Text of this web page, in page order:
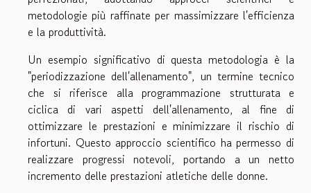
metodologie più raffinate per massimizzare l'efficienza
e la produttività.
Un esempio significativo di questa metodologia è la
"periodizzazione dell'allenamento", un termine tecnico
che si riferisce alla programmazione strutturata e
ciclica di vari aspetti dell'allenamento, al fine di
ottimizzare le prestazioni e minimizzare il rischio di
infortuni. Questo approccio scientifico ha permesso di
realizzare progressi notevoli, portando a un netto
incremento delle prestazioni atletiche delle donne.